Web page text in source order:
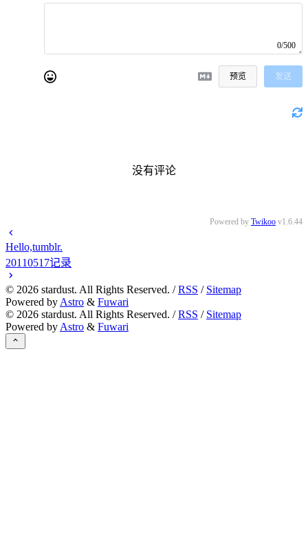
0/500
预览 发送
没有评论
Powered by Twikoo v1.6.44
Hello,tumblr.
20110517记录
© 2026 stardust. All Rights Reserved. /RSS / Sitemap
Powered by Astro & Fuwari
© 2026 stardust. All Rights Reserved. /RSS / Sitemap
Powered by Astro & Fuwari